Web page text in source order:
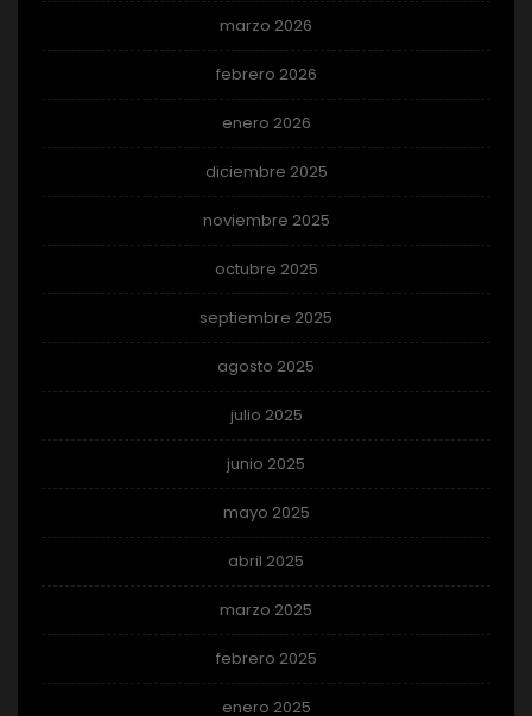
marzo 2026
febrero 2026
enero 2026
diciembre 2025
noviembre 2025
octubre 2025
septiembre 2025
agosto 2025
julio 2025
junio 2025
mayo 2025
abril 2025
marzo 2025
febrero 2025
enero 2025